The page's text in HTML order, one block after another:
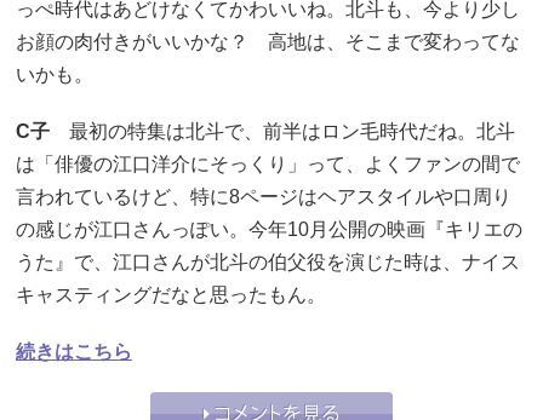
っぺ時代はあどけなくてかわいいね。北斗も、今より少し
お顔の肉付きがいいかな？ 高地は、そこまで変わってな
いかも。
C子 最初の特集は北斗で、前半はロン毛時代だね。北斗
は「俳優の江口洋介にそっくり」って、よくファンの間で
言われているけど、特に8ページはヘアスタイルや口周り
の感じが江口さんっぽい。今年10月公開の映画『キリエの
うた』で、江口さんが北斗の伯父役を演じた時は、ナイス
キャスティングだなと思ったもん。
続きはこちら